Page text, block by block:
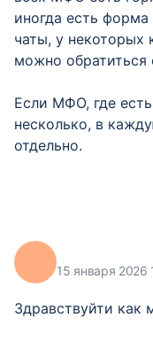
иногда есть
чаты, у некоторых
можно обратиться
Если МФО, где
несколько, в
отдельно.
15 января 2026
Здравствуйти как